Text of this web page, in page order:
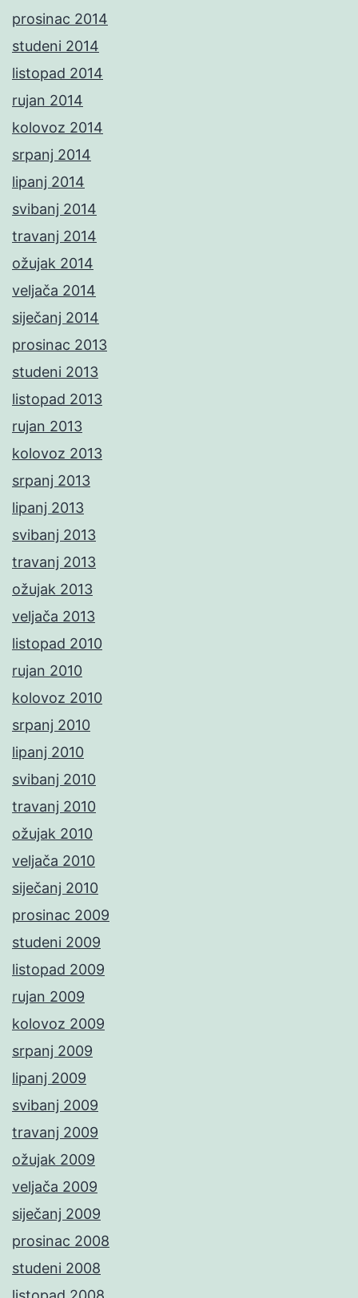
prosinac 2014
studeni 2014
listopad 2014
rujan 2014
kolovoz 2014
srpanj 2014
lipanj 2014
svibanj 2014
travanj 2014
ožujak 2014
veljača 2014
siječanj 2014
prosinac 2013
studeni 2013
listopad 2013
rujan 2013
kolovoz 2013
srpanj 2013
lipanj 2013
svibanj 2013
travanj 2013
ožujak 2013
veljača 2013
listopad 2010
rujan 2010
kolovoz 2010
srpanj 2010
lipanj 2010
svibanj 2010
travanj 2010
ožujak 2010
veljača 2010
siječanj 2010
prosinac 2009
studeni 2009
listopad 2009
rujan 2009
kolovoz 2009
srpanj 2009
lipanj 2009
svibanj 2009
travanj 2009
ožujak 2009
veljača 2009
siječanj 2009
prosinac 2008
studeni 2008